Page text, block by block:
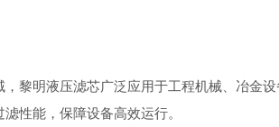
，黎明液压滤芯广泛应用于工程机械、冶金
性能，保障设备高效运行。